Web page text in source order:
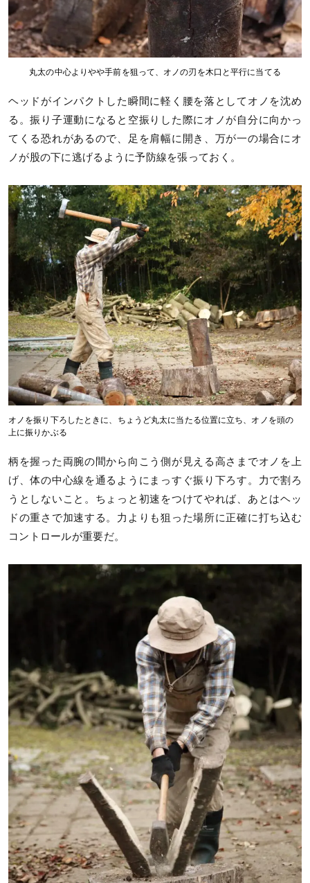
丸太の中心よりやや手前を狙って、オノの刃を木口と平行に当てる
ヘッドがインパクトした瞬間に軽く腰を落としてオノを沈め
る。振り子運動になると空振りした際にオノが自分に向かっ
てくる恐れがあるので、足を肩幅に開き、万が一の場合にオ
ノが股の下に逃げるように予防線を張っておく。
オノを振り下ろしたときに、ちょうど丸太に当たる位置に立ち、オノを頭の
上に振りかぶる
柄を握った両腕の間から向こう側が見える高さまでオノを上
げ、体の中心線を通るようにまっすぐ振り下ろす。力で割ろ
うとしないこと。ちょっと初速をつけてやれば、あとはヘッ
ドの重さで加速する。力よりも狙った場所に正確に打ち込む
コントロールが重要だ。